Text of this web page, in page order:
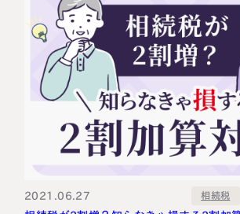
2021.06.27 相続税